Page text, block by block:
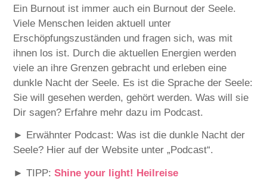
RSS FEED
LINK
Ein Burnout ist immer auch ein Burnout der Seele.
Viele Menschen leiden aktuell unter
Erschöpfungszuständen und fragen sich, was mit
ihnen los ist. Durch die aktuellen Energien werden
viele an ihre Grenzen gebracht und erleben eine
dunkle Nacht der Seele. Es ist die Sprache der Seele:
Sie will gesehen werden, gehört werden. Was will sie
Dir sagen? Erfahre mehr dazu im Podcast.
► Erwähnter Podcast: Was ist die dunkle Nacht der
Seele? Hier auf der Website unter „Podcast“.
►TIPP:⁠Shine your light! Heilreise⁠